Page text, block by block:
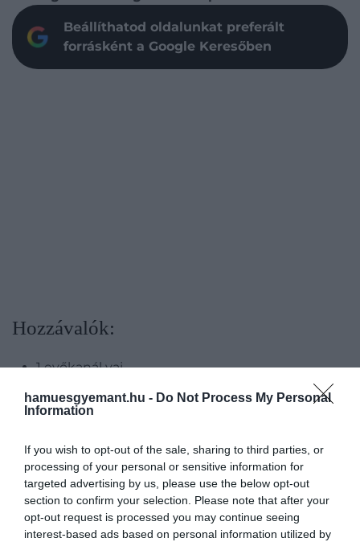
hamuesgyemant.hu - Do Not Process My Personal
Information
If you wish to opt-out of the sale, sharing to third parties, or
processing of your personal or sensitive information for
targeted advertising by us, please use the below opt-out
section to confirm your selection. Please note that after your
opt-out request is processed you may continue seeing
interest-based ads based on personal information utilized by
Beállíthatod oldalunkat preferált
forrásként a Google Keresőben
Hozzávalók:
1 evőkanál vaj
víz
2-3 nagyobb paradicsom
só és bors ízlés szerint
Ez is érdekelhet!Akár 90 másodperc alatt is